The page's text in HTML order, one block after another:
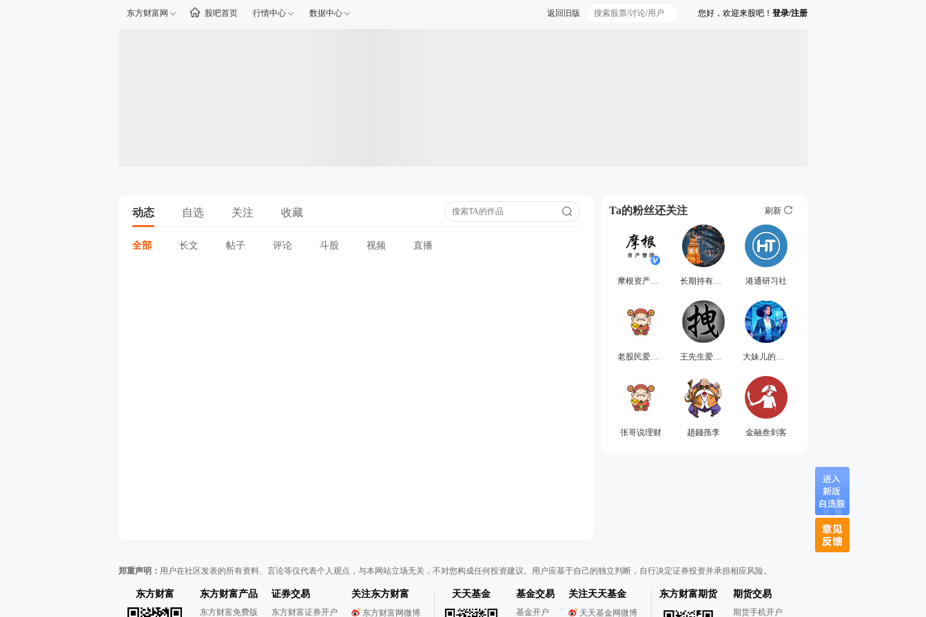
东方财富网 股吧首页 行情中心 数据中心 您好，欢迎来股吧！ 登录/注册
返回旧版
动态 自选 关注 收藏
全部 长文 帖子 评论 斗股 视频 直播
Ta的粉丝还关注 刷新
摩根资产管理 长期持有胜短期 港通研习社
老股民爱投基 王先生爱投基 大妹儿的投资笔记
张哥说理财 趙錢孫李 金融叁剑客
郑重声明： 用户在社区发表的所有资料、言论等仅代表个人观点，与本网站立场无关，不对您构成任何投资建议。用户应基于自己的独立判断，自行决定证券投资并承担相应风险。
东方财富 东方财富产品
东方财富免费版
证券交易
东方财富证券开户
关注东方财富
东方财富网微博
天天基金 基金交易
基金开户
关注天天基金
天天基金网微博
东方财富期货 期货交易
期货手机开户